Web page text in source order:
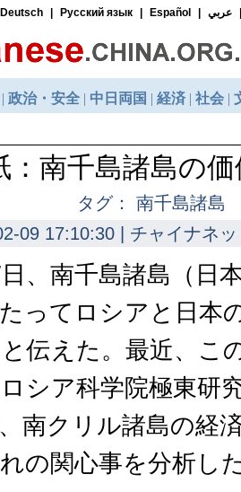
：南千島諸島の
タグ： 南千島諸島
09 17:10:30 | チャイナネ
、南千島諸島（日
ってロシアと日本
伝えた。最近、こ
シア科学院極東研
南クリル諸島の経
の関心事を分析し